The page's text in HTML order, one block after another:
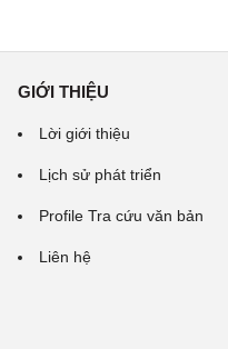
GIỚI THIỆU
Lời giới thiệu
Lịch sử phát triển
Profile Tra cứu văn bản
Liên hệ